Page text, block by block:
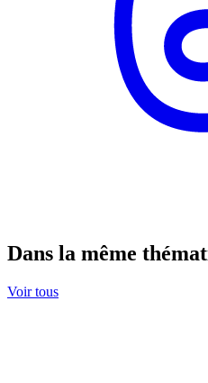
Dans la même
Voir tous